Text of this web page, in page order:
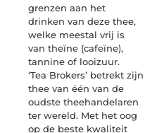
grenzen aan het
drinken van deze thee,
welke meestal vrij is
van theïne (cafeïne),
tannine of looizuur.
‘Tea Brokers’ betrekt zijn
thee van één van de
oudste theehandelaren
ter wereld. Met het oog
op de beste kwaliteit